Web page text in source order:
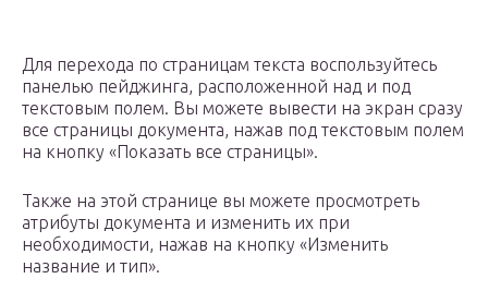
Для перехода по страницам текста воспользуйтесь
панелью пейджинга, расположенной над и под
текстовым полем. Вы можете вывести на экран сразу
все страницы документа, нажав под текстовым полем
на кнопку «Показать все страницы».
Также на этой странице вы можете просмотреть
атрибуты документа и изменить их при
необходимости, нажав на кнопку «Изменить
название и тип».